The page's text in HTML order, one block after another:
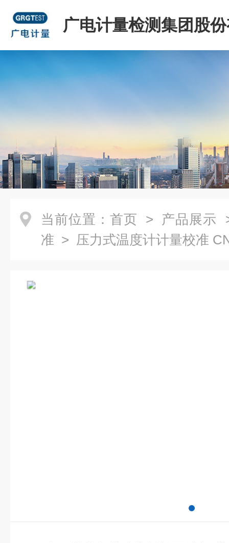
广电计量检测集团股
司
当前位置： 首页 > 产品展示
准 > 压力式温度计计量校准